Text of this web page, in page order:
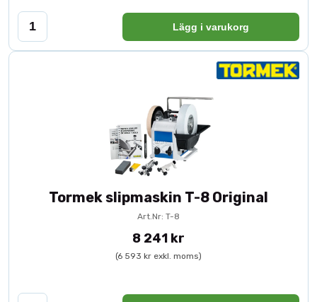
Lägg i varukorg
Tormek slipmaskin T-8 Original
Art.Nr: T-8
8 241 kr
(6 593 kr exkl. moms)